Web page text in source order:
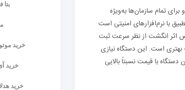
تمام سازمان‌ها به‌ویژه
با نرم‌افزارهای امنیتی است
اثر انگشت از نظر سرعت ثبت
است. این دستگاه نیازی
با قیمت نسبتاً بالایی
بتا
خرید
خرید
خرید